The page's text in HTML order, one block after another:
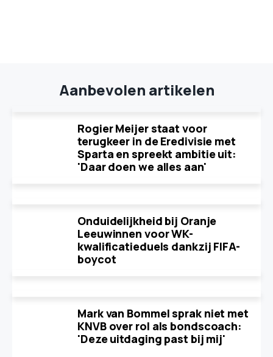
Aanbevolen artikelen
Rogier Meijer staat voor
terugkeer in de Eredivisie met
Sparta en spreekt ambitie uit:
'Daar doen we alles aan'
Onduidelijkheid bij Oranje
Leeuwinnen voor WK-
kwalificatieduels dankzij FIFA-
boycot
Mark van Bommel sprak niet met
KNVB over rol als bondscoach:
'Deze uitdaging past bij mij'